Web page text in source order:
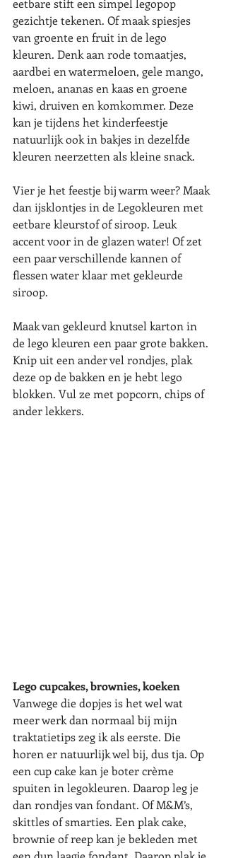
gezichtje tekenen. Of maak spiesjes
van groente en fruit in de lego
kleuren. Denk aan rode tomaatjes,
aardbei en watermeloen, gele mango,
meloen, ananas en kaas en groene
kiwi, druiven en komkommer. Deze
kan je tijdens het kinderfeestje
natuurlijk ook in bakjes in dezelfde
kleuren neerzetten als kleine snack.
Vier je het feestje bij warm weer? Maak
dan ijsklontjes in de Legokleuren met
eetbare kleurstof of siroop. Leuk
accent voor in de glazen water! Of zet
een paar verschillende kannen of
flessen water klaar met gekleurde
siroop.
Maak van gekleurd knutsel karton in
de lego kleuren een paar grote bakken.
Knip uit een ander vel rondjes, plak
deze op de bakken en je hebt lego
blokken. Vul ze met popcorn, chips of
ander lekkers.
Lego cupcakes, brownies, koeken
Vanwege die dopjes is het wel wat
meer werk dan normaal bij mijn
traktatietips zeg ik als eerste. Die
horen er natuurlijk wel bij, dus tja. Op
een cup cake kan je boter crème
spuiten in legokleuren. Daarop leg je
dan rondjes van fondant. Of M&M’s,
skittles of smarties. Een plak cake,
brownie of reep kan je bekleden met